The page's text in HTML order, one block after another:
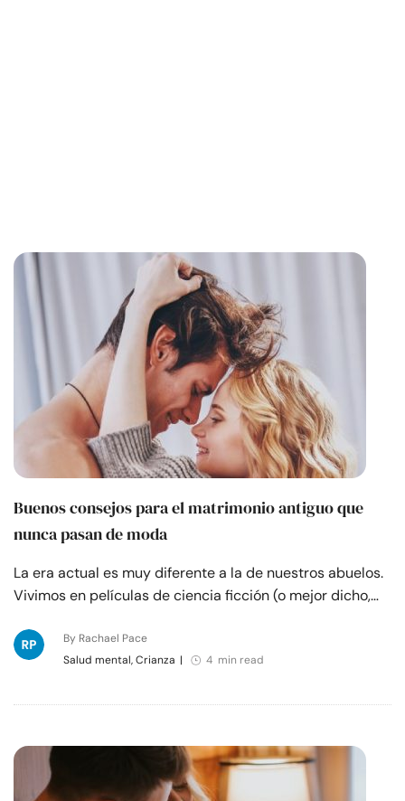
Buenos consejos para el matrimonio antiguo que
nunca pasan de moda
La era actual es muy diferente a la de nuestros abuelos.
Vivimos en películas de ciencia ficción (o mejor dicho,…
By Rachael Pace
Salud mental, Crianza | 4 min read